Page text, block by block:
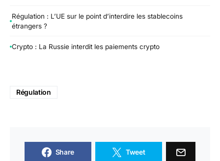
Régulation : L’UE sur le point d’interdire les stablecoins
étrangers ?
Crypto : La Russie interdit les paiements crypto
Régulation
Share Tweet